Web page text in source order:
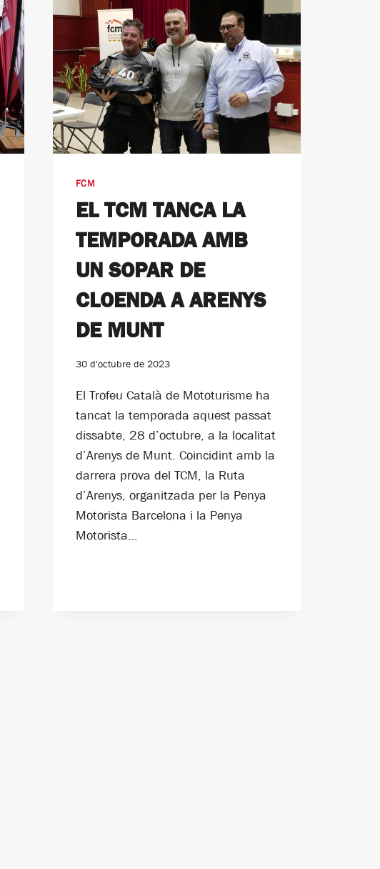
FCM
EL TCM TANCA LA
TEMPORADA AMB
UN SOPAR DE
CLOENDA A ARENYS
DE MUNT
30 d'octubre de 2023
El Trofeu Català de Mototurisme ha
tancat la temporada aquest passat
dissabte, 28 d’octubre, a la localitat
d’Arenys de Munt. Coincidint amb la
darrera prova del TCM, la Ruta
d’Arenys, organitzada per la Penya
Motorista Barcelona i la Penya
Motorista…